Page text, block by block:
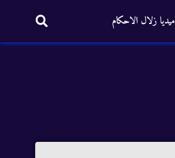
ميديا زلال الاحكام